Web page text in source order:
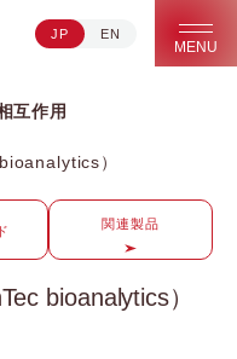
サイエンス研究への貢献
JP EN
MENU
互作用
）
関連製品
bioanalytics）